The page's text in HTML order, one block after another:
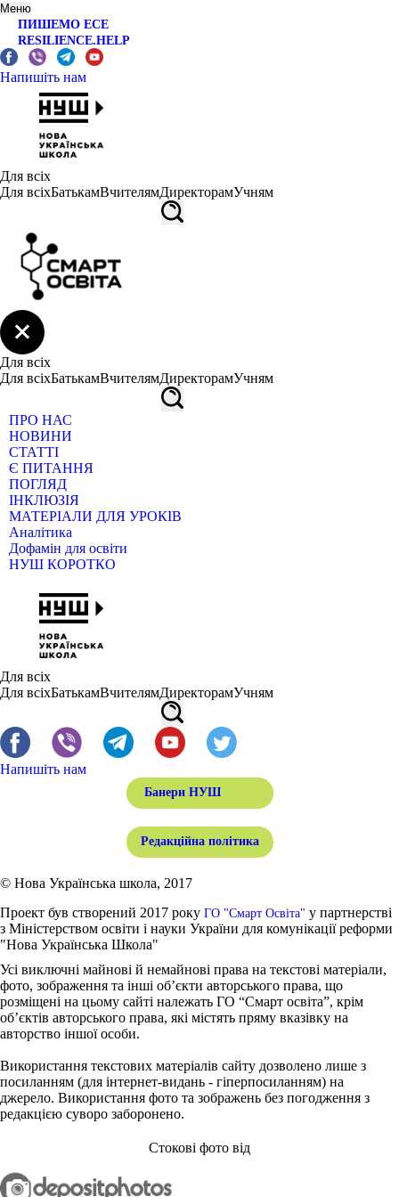
Меню
ПИШЕМО ЕСЕ
RESILIENCE.HELP
Напишіть нам
Для всіх
Для всіхБатькамВчителямДиректорамУчням
Для всіх
Для всіхБатькамВчителямДиректорамУчням
ПРО НАС
НОВИНИ
СТАТТІ
Є ПИТАННЯ
ПОГЛЯД
ІНКЛЮЗІЯ
МАТЕРІАЛИ ДЛЯ УРОКІВ
Аналітика
Дофамін для освіти
НУШ КОРОТКО
Для всіх
Для всіхБатькамВчителямДиректорамУчням
Напишіть нам
Банери НУШ
Редакційна політика
© Нова Українська школа, 2017
Проект був створений 2017 року ГО "Смарт Освіта" у партнерстві
з Міністерством освіти і науки України для комунікації реформи
"Нова Українська Школа"
Усі виключні майнові й немайнові права на текстові матеріали,
фото, зображення та інші об’єкти авторського права, що
розміщені на цьому сайті належать ГО “Смарт освіта”, крім
об’єктів авторського права, які містять пряму вказівку на
авторство іншої особи.
Використання текстових матеріалів сайту дозволено лише з
посиланням (для інтернет-видань - гіперпосиланням) на
джерело. Використання фото та зображень без погодження з
редакцією суворо заборонено.
Стокові фото від